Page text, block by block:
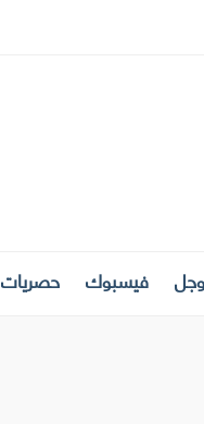
فيسبوك حصريات